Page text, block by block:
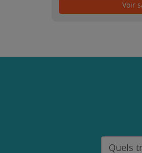
Voir